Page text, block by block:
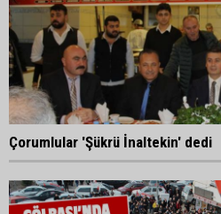
Çorumlular 'Şükrü İnaltekin' dedi